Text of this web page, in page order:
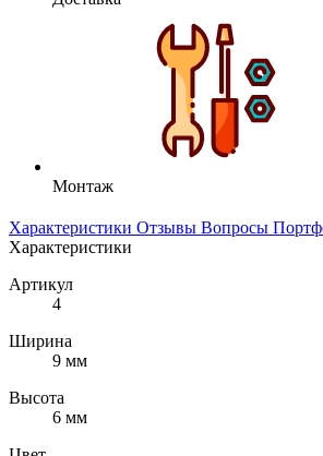
Монтаж
Характеристики Отзывы Вопросы
Характеристики
Артикул
4
Ширина
9 мм
Высота
6 мм